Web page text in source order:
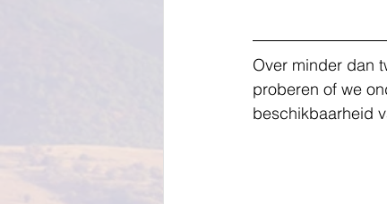
Over minder dan
proberen of we
beschikbaarheid